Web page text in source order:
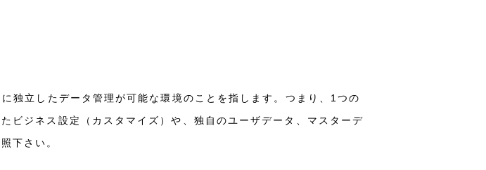
独立したデータ管理が可能な環境のことを指します。つまり、1つの
ビジネス設定（カスタマイズ）や、独自のユーザデータ、マスターデ
下さい。